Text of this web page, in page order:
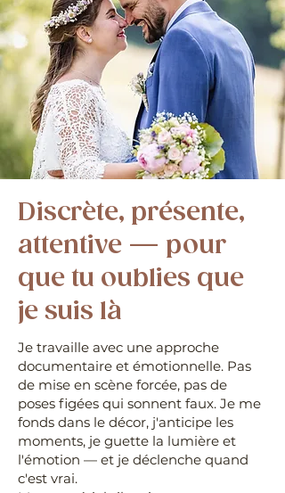
Discrète, présente,
attentive — pour
que tu oublies que
je suis là
Je travaille avec une approche
documentaire et émotionnelle. Pas
de mise en scène forcée, pas de
poses figées qui sonnent faux. Je me
fonds dans le décor, j'anticipe les
moments, je guette la lumière et
l'émotion — et je déclenche quand
c'est vrai.